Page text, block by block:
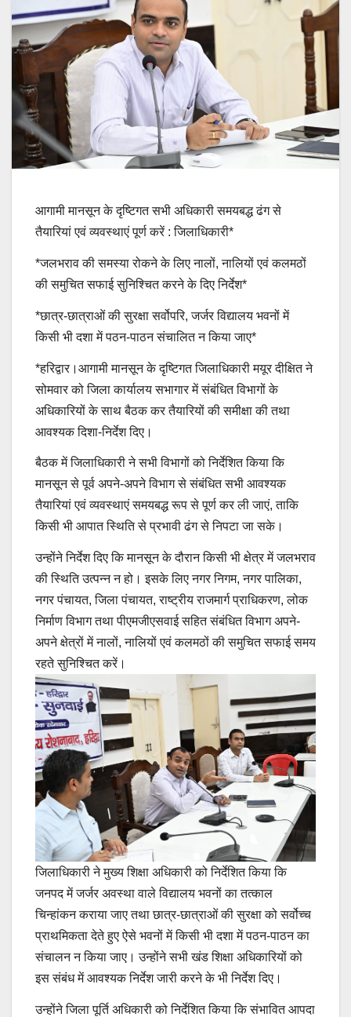
आगामी मानसून के दृष्टिगत सभी अधिकारी समयबद्ध ढंग से
तैयारियां एवं व्यवस्थाएं पूर्ण करें : जिलाधिकारी*
*जलभराव की समस्या रोकने के लिए नालों, नालियों एवं कलमठों
की समुचित सफाई सुनिश्चित करने के दिए निर्देश*
*छात्र-छात्राओं की सुरक्षा सर्वोपरि, जर्जर विद्यालय भवनों में
किसी भी दशा में पठन-पाठन संचालित न किया जाए*
*हरिद्वार।आगामी मानसून के दृष्टिगत जिलाधिकारी मयूर दीक्षित ने
सोमवार को जिला कार्यालय सभागार में संबंधित विभागों के
अधिकारियों के साथ बैठक कर तैयारियों की समीक्षा की तथा
आवश्यक दिशा-निर्देश दिए।
बैठक में जिलाधिकारी ने सभी विभागों को निर्देशित किया कि
मानसून से पूर्व अपने-अपने विभाग से संबंधित सभी आवश्यक
तैयारियां एवं व्यवस्थाएं समयबद्ध रूप से पूर्ण कर ली जाएं, ताकि
किसी भी आपात स्थिति से प्रभावी ढंग से निपटा जा सके।
उन्होंने निर्देश दिए कि मानसून के दौरान किसी भी क्षेत्र में जलभराव
की स्थिति उत्पन्न न हो। इसके लिए नगर निगम, नगर पालिका,
नगर पंचायत, जिला पंचायत, राष्ट्रीय राजमार्ग प्राधिकरण, लोक
निर्माण विभाग तथा पीएमजीएसवाई सहित संबंधित विभाग अपने-
अपने क्षेत्रों में नालों, नालियों एवं कलमठों की समुचित सफाई समय
रहते सुनिश्चित करें।
जिलाधिकारी ने मुख्य शिक्षा अधिकारी को निर्देशित किया कि
जनपद में जर्जर अवस्था वाले विद्यालय भवनों का तत्काल
चिन्हांकन कराया जाए तथा छात्र-छात्राओं की सुरक्षा को सर्वोच्च
प्राथमिकता देते हुए ऐसे भवनों में किसी भी दशा में पठन-पाठन का
संचालन न किया जाए। उन्होंने सभी खंड शिक्षा अधिकारियों को
इस संबंध में आवश्यक निर्देश जारी करने के भी निर्देश दिए।
उन्होंने जिला पूर्ति अधिकारी को निर्देशित किया कि संभावित आपदा